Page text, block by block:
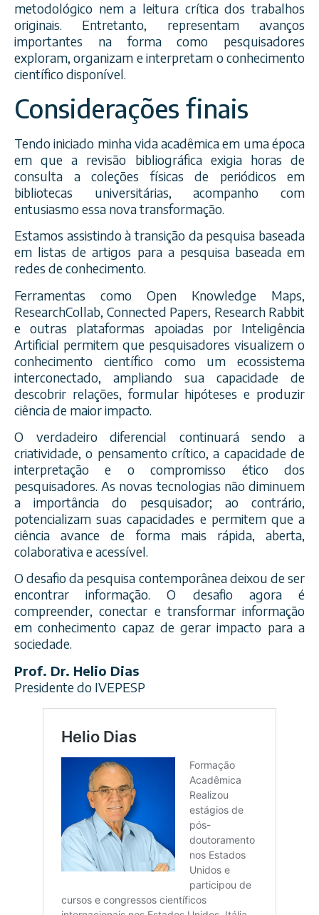
metodológico nem a leitura crítica dos trabalhos
originais. Entretanto, representam avanços
importantes na forma como pesquisadores
exploram, organizam e interpretam o conhecimento
científico disponível.
Considerações finais
Tendo iniciado minha vida acadêmica em uma época
em que a revisão bibliográfica exigia horas de
consulta a coleções físicas de periódicos em
bibliotecas universitárias, acompanho com
entusiasmo essa nova transformação.
Estamos assistindo à transição da pesquisa baseada
em listas de artigos para a pesquisa baseada em
redes de conhecimento.
Ferramentas como Open Knowledge Maps,
ResearchCollab, Connected Papers, Research Rabbit
e outras plataformas apoiadas por Inteligência
Artificial permitem que pesquisadores visualizem o
conhecimento científico como um ecossistema
interconectado, ampliando sua capacidade de
descobrir relações, formular hipóteses e produzir
ciência de maior impacto.
O verdadeiro diferencial continuará sendo a
criatividade, o pensamento crítico, a capacidade de
interpretação e o compromisso ético dos
pesquisadores. As novas tecnologias não diminuem
a importância do pesquisador; ao contrário,
potencializam suas capacidades e permitem que a
ciência avance de forma mais rápida, aberta,
colaborativa e acessível.
O desafio da pesquisa contemporânea deixou de ser
encontrar informação. O desafio agora é
compreender, conectar e transformar informação
em conhecimento capaz de gerar impacto para a
sociedade.
Prof. Dr. Helio Dias
Presidente do IVEPESP